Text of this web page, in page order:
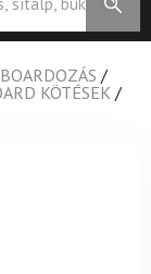
/
KÖTÉSEK /